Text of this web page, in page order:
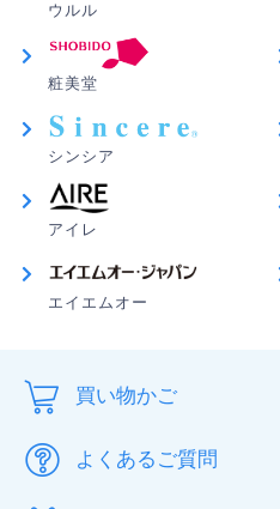
ウルル
粧美堂
シンシア
アイレ
エイエムオー
買い物かご
よくあるご質問